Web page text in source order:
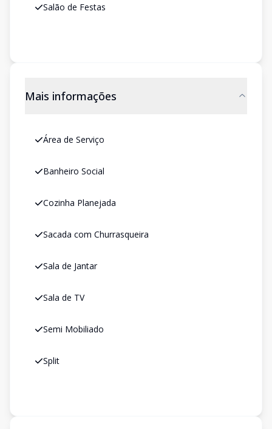
Salão de Festas
Mais informações
Área de Serviço
Banheiro Social
Cozinha Planejada
Sacada com Churrasqueira
Sala de Jantar
Sala de TV
Semi Mobiliado
Split